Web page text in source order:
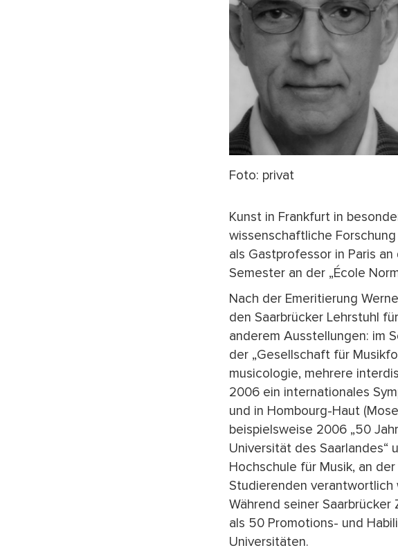
Foto: privat
Kunst in Frankfurt in
wissenschaftliche
als Gastprofessor in Paris
Semester an der „École
Nach der Emeritierung
den Saarbrücker Lehrstuhl
anderem Ausstellungen: im
der „Gesellschaft für
musicologie, mehrere
2006 ein internationales
und in Hombourg-Haut
beispielsweise 2006 „50
Universität des Saarlandes“
Hochschule für Musik, an
Studierenden verantwortlich
Während seiner
als 50 Promotions- und
Universitäten.